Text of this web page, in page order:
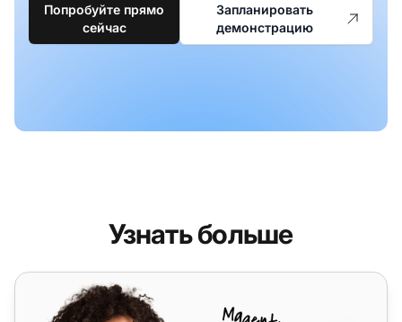
Попробуйте прямо
сейчас
Запланировать
демонстрацию
Узнать больше
Placetel